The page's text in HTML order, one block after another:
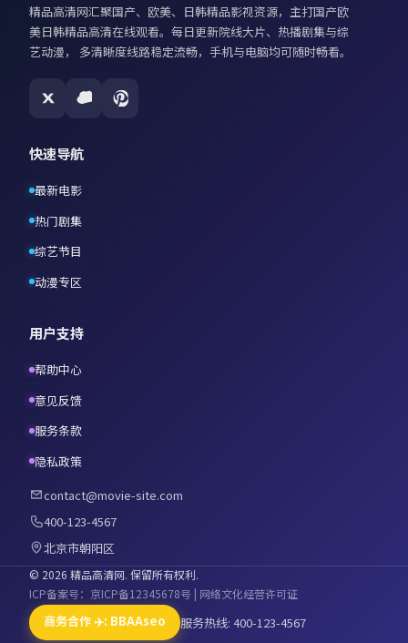
精品高清网汇聚国产、欧美、日韩精品影视资源，主打国产欧
美日韩精品高清在线观看。每日更新院线大片、热播剧集与综
艺动漫， 多清晰度线路稳定流畅，手机与电脑均可随时畅看。
快速导航
最新电影
热门剧集
综艺节目
动漫专区
用户支持
帮助中心
意见反馈
服务条款
隐私政策
contact@movie-site.com
400-123-4567
北京市朝阳区
© 2026 精品高清网. 保留所有权利.
ICP备案号：京ICP备12345678号 | 网络文化经营许可证
商务合作 ✈️: BBAAseo 服务热线: 400-123-4567